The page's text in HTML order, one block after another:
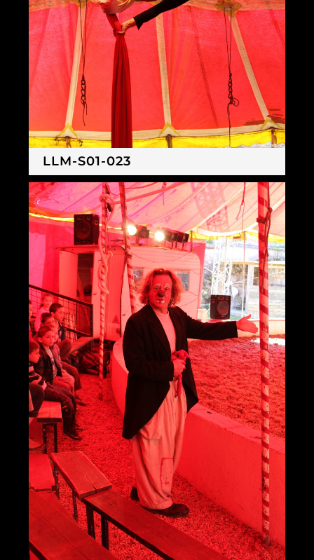
LLM-S01-023